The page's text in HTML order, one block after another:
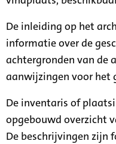
De inleiding op het
informatie over de
achtergronden van de
aanwijzingen voor het
De inventaris of
opgebouwd overzicht
De beschrijvingen zijn